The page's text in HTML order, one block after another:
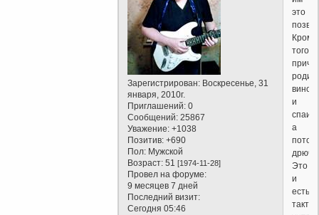
Зарегистрирован: Воскресенье, 31
января, 2010г.
Приглашений: 0
Сообщений: 25867
Уважение: +1038
Позитив: +690
Пол: Мужской
Возраст: 51[1974-11-28]
Провел на форуме:
9 месяцев 7 дней
Последний визит:
Сегодня 05:46
это
Кроме
того,
вином
и
а
потом
Это
и
есть